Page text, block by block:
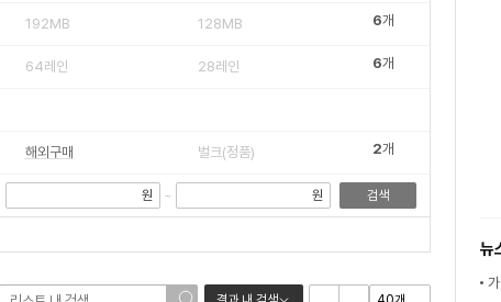
192MB 128MB 6개
64레인 28레인 6개
해외구매 벌크(정품) 2개
원 ~ 원 검색
뉴